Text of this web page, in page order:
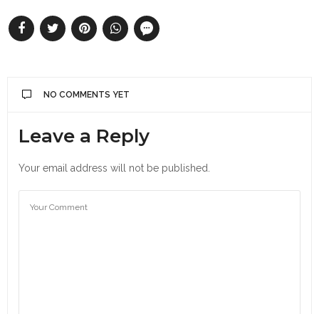
NO COMMENTS YET
Leave a Reply
Your email address will not be published.